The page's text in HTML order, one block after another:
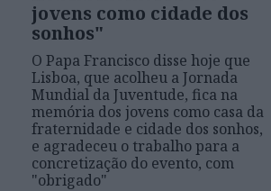
jovens como cidade dos
sonhos"
O Papa Francisco disse hoje que
Lisboa, que acolheu a Jornada
Mundial da Juventude, fica na
memória dos jovens como casa da
fraternidade e cidade dos sonhos,
e agradeceu o trabalho para a
concretização do evento, com
"obrigado"